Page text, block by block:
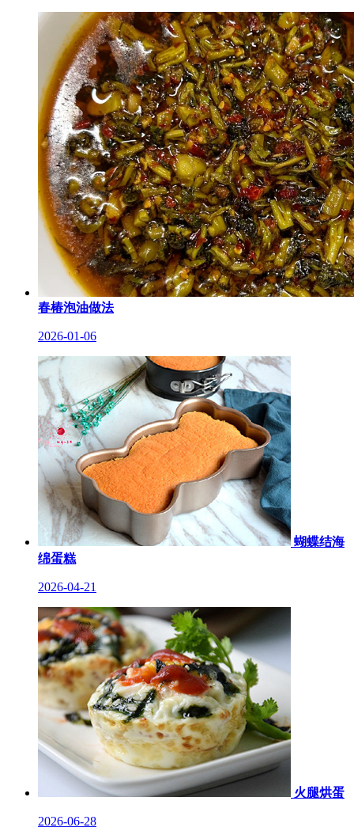
春椿泡油做法
2026-01-06
蝴蝶结海
绵蛋糕
2026-04-21
火腿烘蛋
2026-06-28